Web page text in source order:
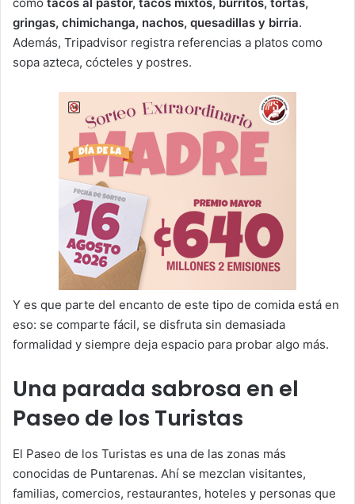
gringas, chimichanga, nachos, quesadillas y birria.
Además, Tripadvisor registra referencias a platos como
sopa azteca, cócteles y postres.
Y es que parte del encanto de este tipo de comida está en
eso: se comparte fácil, se disfruta sin demasiada
formalidad y siempre deja espacio para probar algo más.
Una parada sabrosa en el
Paseo de los Turistas
El Paseo de los Turistas es una de las zonas más
conocidas de Puntarenas. Ahí se mezclan visitantes,
familias, comercios, restaurantes, hoteles y personas que